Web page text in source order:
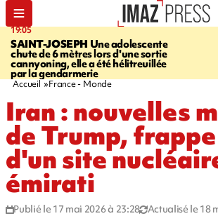
19:05
SAINT-JOSEPH Une adolescente
chute de 6 mètres lors d'une sortie
cannyoning, elle a été hélitreuillée
par la gendarmerie
Accueil France - Monde
Iran : nouvelles
de Trump,
d'un site
émirati
Publié le 17 mai 2026 à 23:28 Actualisé le 18